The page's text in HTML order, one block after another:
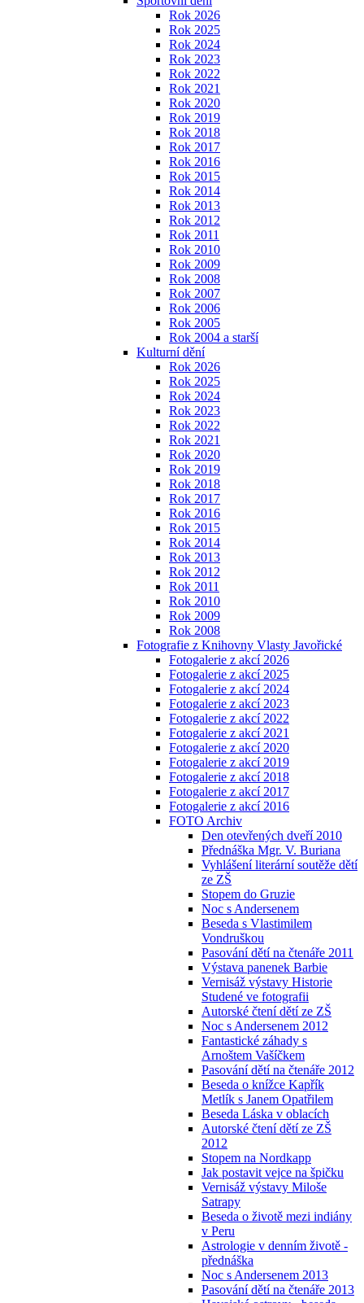
Rok 2026
Rok 2025
Rok 2024
Rok 2023
Rok 2022
Rok 2021
Rok 2020
Rok 2019
Rok 2018
Rok 2017
Rok 2016
Rok 2015
Rok 2014
Rok 2013
Rok 2012
Rok 2011
Rok 2010
Rok 2009
Rok 2008
Rok 2007
Rok 2006
Rok 2005
Rok 2004 a starší
Kulturní dění
Rok 2026
Rok 2025
Rok 2024
Rok 2023
Rok 2022
Rok 2021
Rok 2020
Rok 2019
Rok 2018
Rok 2017
Rok 2016
Rok 2015
Rok 2014
Rok 2013
Rok 2012
Rok 2011
Rok 2010
Rok 2009
Rok 2008
Fotografie z Knihovny Vlasty Javořické
Fotogalerie z akcí 2026
Fotogalerie z akcí 2025
Fotogalerie z akcí 2024
Fotogalerie z akcí 2023
Fotogalerie z akcí 2022
Fotogalerie z akcí 2021
Fotogalerie z akcí 2020
Fotogalerie z akcí 2019
Fotogalerie z akcí 2018
Fotogalerie z akcí 2017
Fotogalerie z akcí 2016
FOTO Archiv
Den otevřených dveří 2010
Přednáška Mgr. V. Buriana
Vyhlášení literární soutěže dětí
ze ZŠ
Stopem do Gruzie
Noc s Andersenem
Beseda s Vlastimilem
Vondruškou
Pasování dětí na čtenáře 2011
Výstava panenek Barbie
Vernisáž výstavy Historie
Studené ve fotografii
Autorské čtení dětí ze ZŠ
Noc s Andersenem 2012
Fantastické záhady s
Arnoštem Vašíčkem
Pasování dětí na čtenáře 2012
Beseda o knížce Kapřík
Metlík s Janem Opatřilem
Beseda Láska v oblacích
Autorské čtení dětí ze ZŠ
2012
Stopem na Nordkapp
Jak postavit vejce na špičku
Vernisáž výstavy Miloše
Satrapy
Beseda o životě mezi indiány
v Peru
Astrologie v denním životě -
přednáška
Noc s Andersenem 2013
Pasování dětí na čtenáře 2013